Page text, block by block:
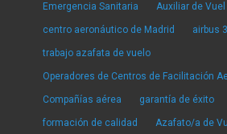
Emergencia Sanitaria Auxiliar de Vuel
centro aeronáutico de Madrid airbus
trabajo azafata de vuelo
Operadores de Centros de Facilitación
Compañías aérea garantía de éxito
formación de calidad Azafato/a de